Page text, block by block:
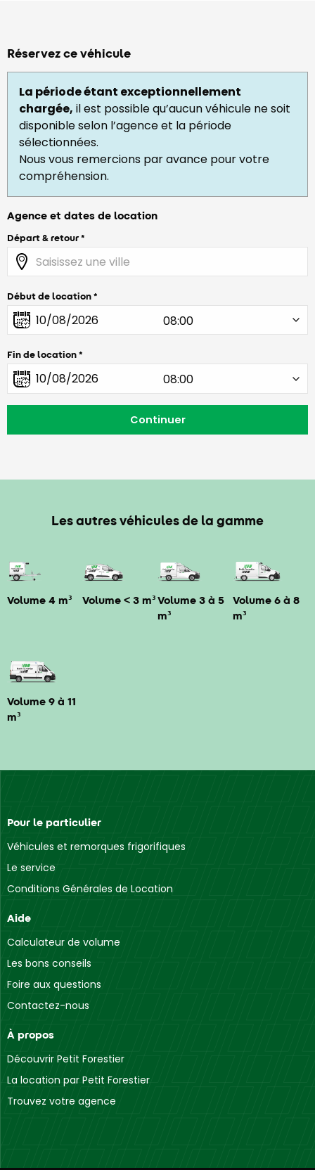
Réservez ce véhicule
La période étant exceptionnellement
chargée, il est possible qu’aucun véhicule ne soit
disponible selon l’agence et la période
sélectionnées.
Nous vous remercions par avance pour votre
compréhension.
Agence et dates de location
Départ & retour
Début de location
Fin de location
Les autres véhicules de la gamme
Volume 4 m³ Volume < 3 m³Volume 3 à 5
m³
Volume 6 à 8
m³
Volume 9 à 11
m³
Pour le particulier
Véhicules et remorques frigorifiques
Le service
Conditions Générales de Location
Aide
Calculateur de volume
Les bons conseils
Foire aux questions
Contactez-nous
À propos
Découvrir Petit Forestier
La location par Petit Forestier
Trouvez votre agence